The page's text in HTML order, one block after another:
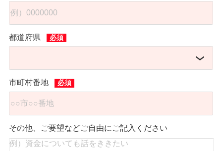
都道府県
市町村番地
その他、ご要望などご自由にご記入ください